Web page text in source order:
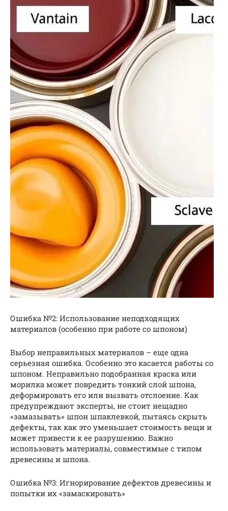
Ошибка №2: Использование неподходящих
материалов (особенно при работе со шпоном)
Выбор неправильных материалов – еще одна
серьезная ошибка. Особенно это касается работы со
шпоном. Неправильно подобранная краска или
морилка может повредить тонкий слой шпона,
деформировать его или вызвать отслоение. Как
предупреждают эксперты, не стоит нещадно
«замазывать» шпон шпаклевкой, пытаясь скрыть
дефекты, так как это уменьшает стоимость вещи и
может привести к ее разрушению. Важно
использовать материалы, совместимые с типом
древесины и шпона.
Ошибка №3: Игнорирование дефектов древесины и
попытки их «замаскировать»